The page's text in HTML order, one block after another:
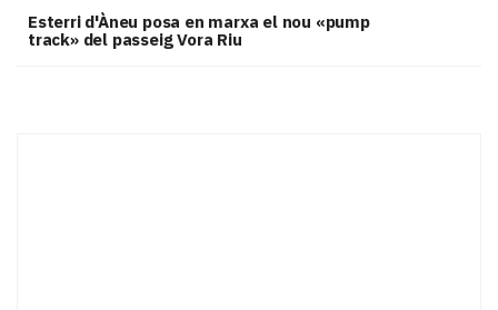
Esterri d'Àneu posa en marxa el nou «pump
track» del passeig Vora Riu